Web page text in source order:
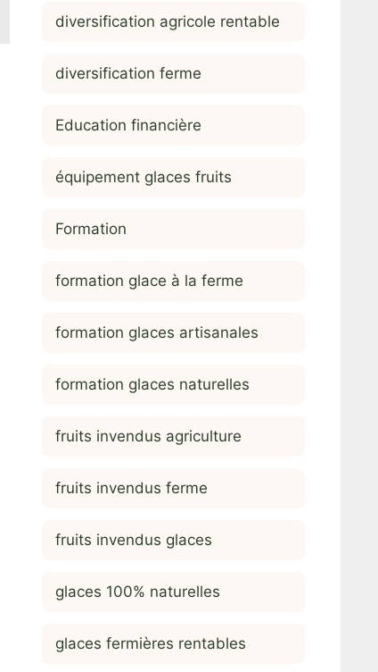
diversification agricole rentable
diversification ferme
Education financière
équipement glaces fruits
Formation
formation glace à la ferme
formation glaces artisanales
formation glaces naturelles
fruits invendus agriculture
fruits invendus ferme
fruits invendus glaces
glaces 100% naturelles
glaces fermières rentables